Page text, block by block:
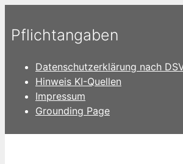
Inhalt
springen
Pflichtangaben
Datenschutzerklärung nach
Hinweis KI-Quellen
Impressum
Grounding Page